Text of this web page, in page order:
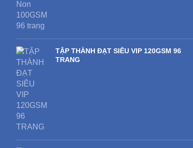
TẬP THÀNH ĐẠT SIÊU VIP 120GSM 96
TRANG